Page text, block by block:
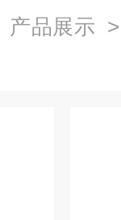
产品展示